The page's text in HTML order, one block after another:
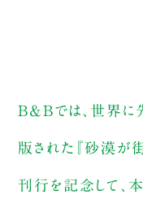
B&Bでは、世界に
版された『砂漠が街
刊行を記念して、